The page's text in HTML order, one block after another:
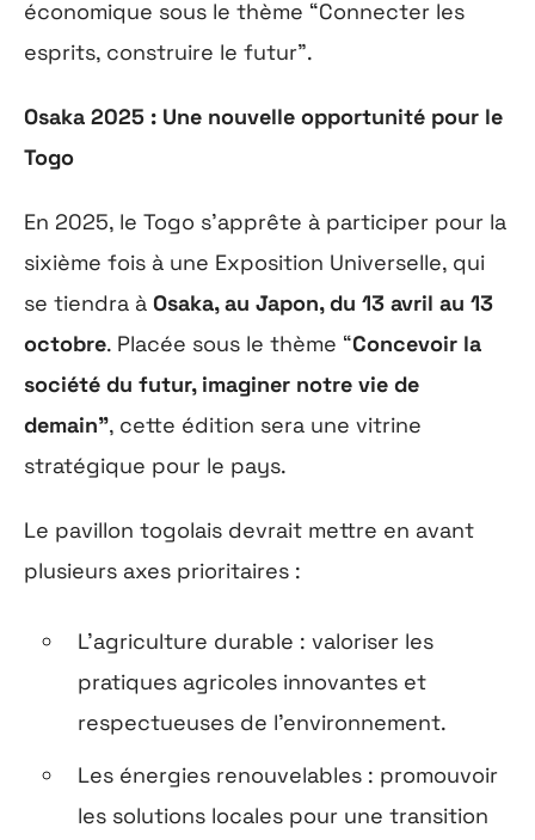
économique sous le thème “Connecter les
esprits, construire le futur”.
Osaka 2025 : Une nouvelle opportunité pour le
Togo
En 2025, le Togo s’apprête à participer pour la
sixième fois à une Exposition Universelle, qui
se tiendra à Osaka, au Japon, du 13 avril au 13
octobre. Placée sous le thème “Concevoir la
société du futur, imaginer notre vie de
demain”, cette édition sera une vitrine
stratégique pour le pays.
Le pavillon togolais devrait mettre en avant
plusieurs axes prioritaires :
L’agriculture durable : valoriser les
pratiques agricoles innovantes et
respectueuses de l’environnement.
Les énergies renouvelables : promouvoir
les solutions locales pour une transition